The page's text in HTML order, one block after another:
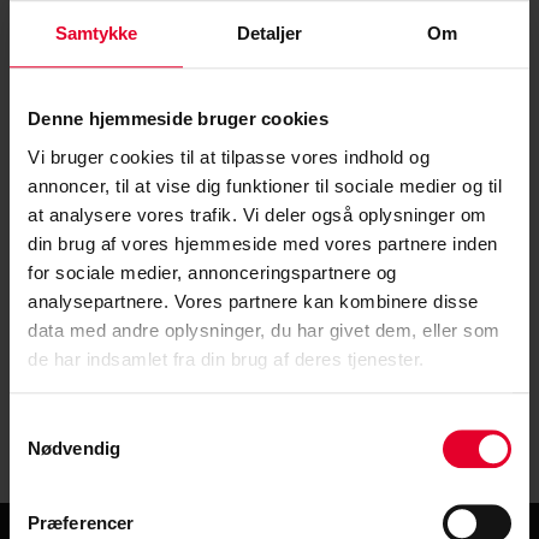
Samtykke Detaljer Om
Denne hjemmeside bruger cookies
Vi bruger cookies til at tilpasse vores indhold og
annoncer, til at vise dig funktioner til sociale medier og til
at analysere vores trafik. Vi deler også oplysninger om
din brug af vores hjemmeside med vores partnere inden
for sociale medier, annonceringspartnere og
analysepartnere. Vores partnere kan kombinere disse
data med andre oplysninger, du har givet dem, eller som
de har indsamlet fra din brug af deres tjenester.
Nødvendig
Præferencer